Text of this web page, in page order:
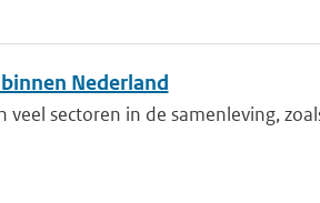
Nederland
sectoren in de samenleving,